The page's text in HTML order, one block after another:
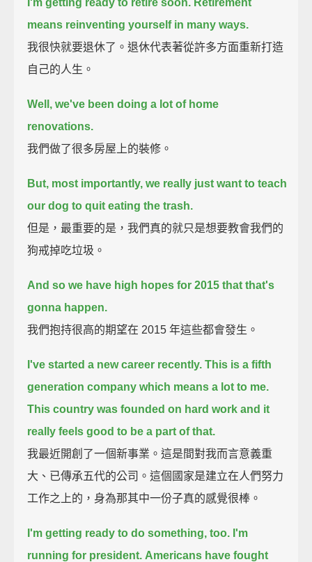
means reinventing yourself in many ways.
我很快就要退休了。退休代表著從許多方面重新打造
自己的人生。
Well, we've been doing a lot of home
renovations.
我們做了很多房屋上的裝修。
But, most importantly, we really just want to teach
our dog to quit eating the trash.
但是，最重要的是，我們真的就只是想要教會我們的
狗戒掉吃垃圾。
And so we have high hopes for 2015 that that's
gonna happen.
我們抱持很高的期望在 2015 年這些都會發生。
I've started a new career recently. This is a fifth
generation company which means a lot to me.
This country was founded on hard work and it
really feels good to be a part of that.
我最近開創了一個新事業。這是間對我而言意義重
大、已傳承五代的公司。這個國家是建立在人們努力
工作之上的，身為那其中一份子真的感覺很棒。
I'm getting ready to do something, too. I'm
running for president. Americans have fought